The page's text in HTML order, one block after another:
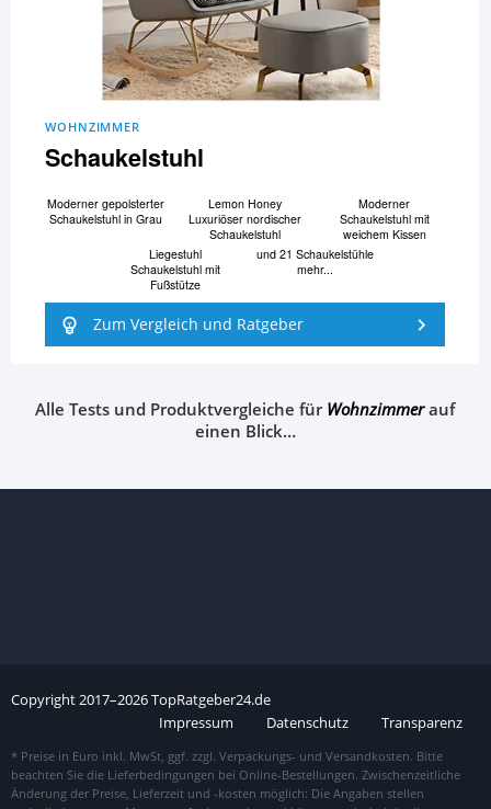
WOHNZIMMER
Schaukelstuhl
Moderner gepolsterter
Schaukelstuhl in Grau
Lemon Honey
Luxuriöser nordischer
Schaukelstuhl
Moderner
Schaukelstuhl mit
weichem Kissen
Liegestuhl
Schaukelstuhl mit
Fußstütze
und 21 Schaukelstühle
mehr...
Zum Vergleich und Ratgeber
Alle Tests und Produktvergleiche fürWohnzimmerauf
einen Blick…
Copyright2017–2026TopRatgeber24.de
Impressum
Datenschutz Transparenz